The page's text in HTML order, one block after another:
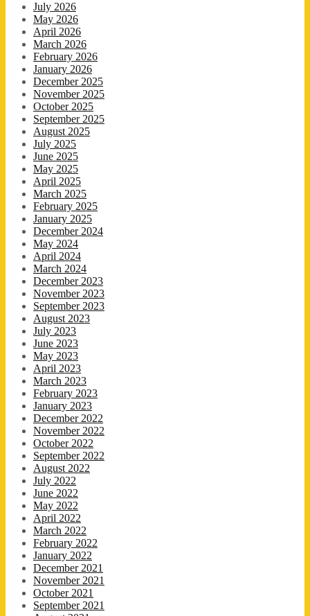
July 2026
May 2026
April 2026
March 2026
February 2026
January 2026
December 2025
November 2025
October 2025
September 2025
August 2025
July 2025
June 2025
May 2025
April 2025
March 2025
February 2025
January 2025
December 2024
May 2024
April 2024
March 2024
December 2023
November 2023
September 2023
August 2023
July 2023
June 2023
May 2023
April 2023
March 2023
February 2023
January 2023
December 2022
November 2022
October 2022
September 2022
August 2022
July 2022
June 2022
May 2022
April 2022
March 2022
February 2022
January 2022
December 2021
November 2021
October 2021
September 2021